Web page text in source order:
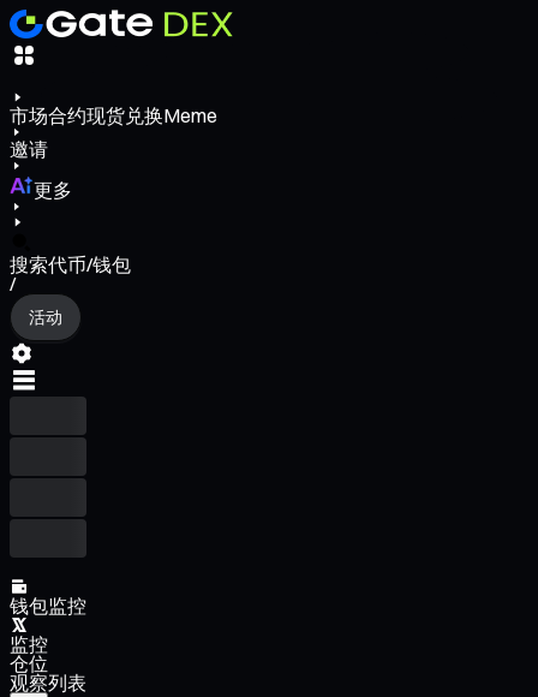
市场合约现货兑换Meme
邀请
更多
搜索代币/钱包
/
活动
钱包监控
监控
仓位
观察列表